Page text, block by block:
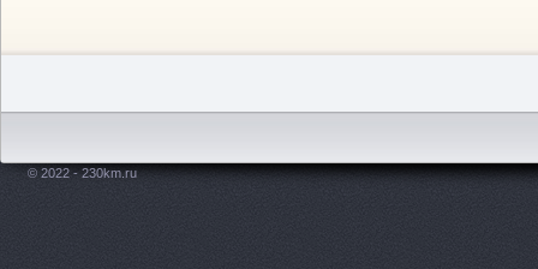
© 2022 - 230km.ru